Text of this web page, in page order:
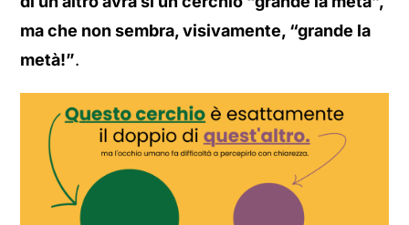
ma che non sembra, visivamente, “grande la
metà!”.